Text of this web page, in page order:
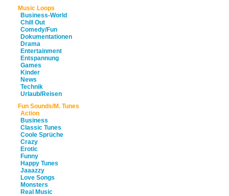
Music Loops
Business-World
Chill Out
Comedy/Fun
Dokumentationen
Drama
Entertainment
Entspannung
Games
Kinder
News
Technik
Urlaub/Reisen
Fun Sounds/M. Tunes
Action
Business
Classic Tunes
Coole Sprüche
Crazy
Erotic
Funny
Happy Tunes
Jaaazzy
Love Songs
Monsters
Real Music